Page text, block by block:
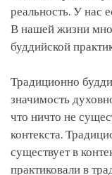
реальность. У нас
В нашей жизни
буддийской
Традиционно
значимость
что ничто не
контекста.
существует в
практиковали в